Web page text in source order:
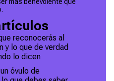
más benevolente que
reconocerás al
y lo que de verdad
lo dicen
óvulo de